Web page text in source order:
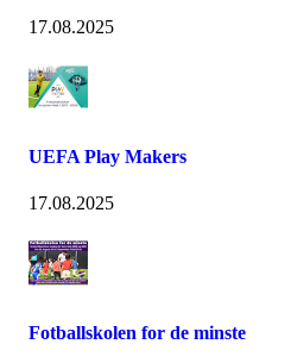
17.08.2025
UEFA Play Makers
17.08.2025
Fotballskolen for de minste